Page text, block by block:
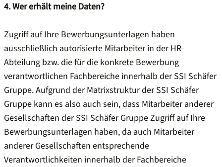
4. Wer erhält meine Daten?
Zugriff auf Ihre Bewerbungsunterlagen haben
ausschließlich autorisierte Mitarbeiter in der HR-
Abteilung bzw. die für die konkrete Bewerbung
verantwortlichen Fachbereiche innerhalb der SSI Schäfer
Gruppe. Aufgrund der Matrixstruktur der SSI Schäfer
Gruppe kann es also auch sein, dass Mitarbeiter anderer
Gesellschaften der SSI Schäfer Gruppe Zugriff auf Ihre
Bewerbungsunterlagen haben, da auch Mitarbeiter
anderer Gesellschaften entsprechende
Verantwortlichkeiten innerhalb der Fachbereiche